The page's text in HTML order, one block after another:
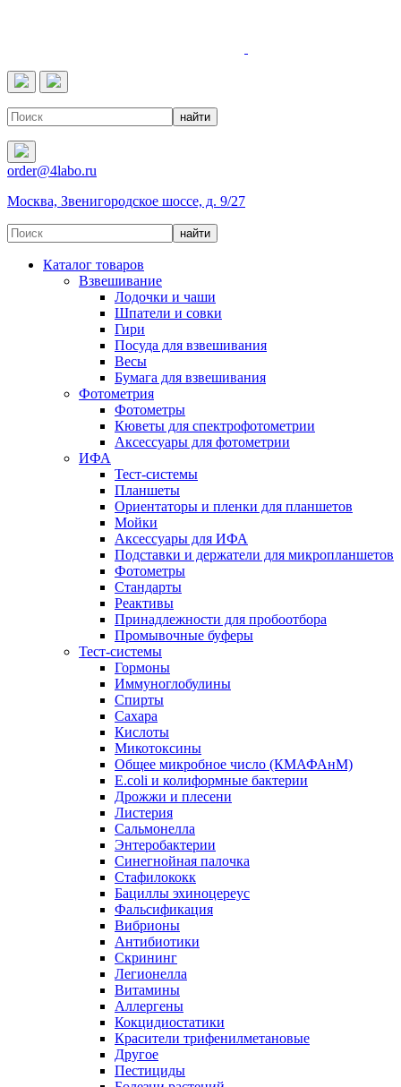
order@4labo.ru
Москва, Звенигородское шоссе, д. 9/27
Каталог товаров
Взвешивание
Лодочки и чаши
Шпатели и совки
Гири
Посуда для взвешивания
Весы
Бумага для взвешивания
Фотометрия
Фотометры
Кюветы для спектрофотометрии
Аксессуары для фотометрии
ИФА
Тест-системы
Планшеты
Ориентаторы и пленки для планшетов
Мойки
Аксессуары для ИФА
Подставки и держатели для микропланшетов
Фотометры
Стандарты
Реактивы
Принадлежности для пробоотбора
Промывочные буферы
Тест-системы
Гормоны
Иммуноглобулины
Спирты
Сахара
Кислоты
Микотоксины
Общее микробное число (КМАФАнМ)
E.coli и колиформные бактерии
Дрожжи и плесени
Листерия
Сальмонелла
Энтеробактерии
Синегнойная палочка
Стафилококк
Бациллы эхиноцереус
Фальсификация
Вибрионы
Антибиотики
Скрининг
Легионелла
Витамины
Аллергены
Кокцидиостатики
Красители трифенилметановые
Другое
Пестициды